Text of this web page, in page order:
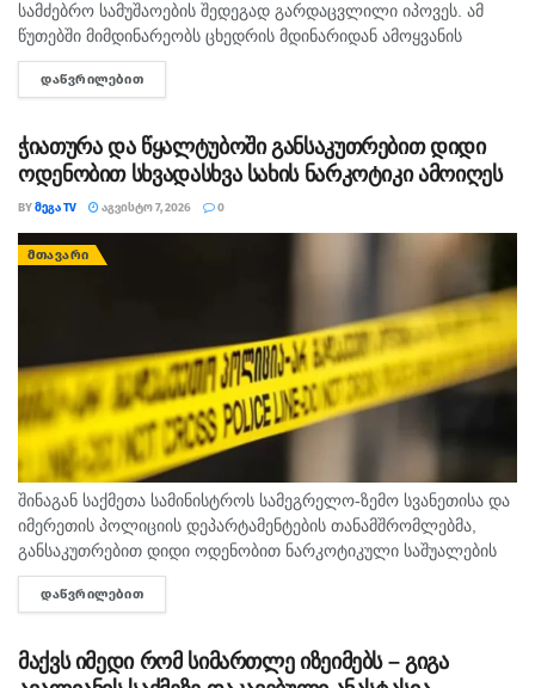
სამძებრო სამუშაოების შედეგად გარდაცვლილი იპოვეს. ამ
წუთებში მიმდინარეობს ცხედრის მდინარიდან ამოყვანის
ოპერაცია. ინფორმაციას ,,თაიმერი" ავრცელებს.
ᲓᲐᲬᲕᲠᲘᲚᲔᲑᲘᲗ
ჭიათურა და წყალტუბოში განსაკუთრებით დიდი
ოდენობით სხვადასხვა სახის ნარკოტიკი ამოიღეს
BYᲛᲔᲒᲐ TV ᲐᲒᲕᲘᲡᲢᲝ 7, 2026 0
ᲛᲗᲐᲕᲐᲠᲘ
შინაგან საქმეთა სამინისტროს სამეგრელო-ზემო სვანეთისა და
იმერეთის პოლიციის დეპარტამენტების თანამშრომლებმა,
განსაკუთრებით დიდი ოდენობით ნარკოტიკული საშუალების
უკანონო შეძენა-შენახვისა და რეალიზაციის ხელშეწყობის,
ასევე ნარკოტიკული ნივთიერების შემცველი მცენარის
ᲓᲐᲬᲕᲠᲘᲚᲔᲑᲘᲗ
მაქვს იმედი რომ სიმართლე იზეიმებს – გიგა